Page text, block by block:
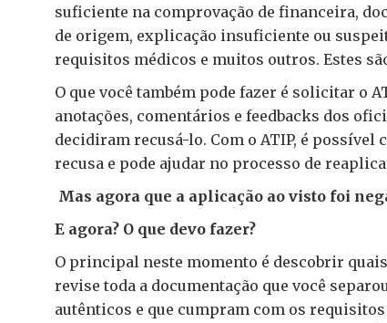
suficiente na comprovação de financeira,
de origem, explicação insuficiente ou
requisitos médicos e muitos outros. Estes
O que você também pode fazer é solicitar o
anotações, comentários e feedbacks dos
decidiram recusá-lo. Com o ATIP, é
recusa e pode ajudar no processo de
Mas agora que a aplicação ao visto foi
E agora? O que devo fazer?
O principal neste momento é descobrir
revise toda a documentação que você
autênticos e que cumpram com os